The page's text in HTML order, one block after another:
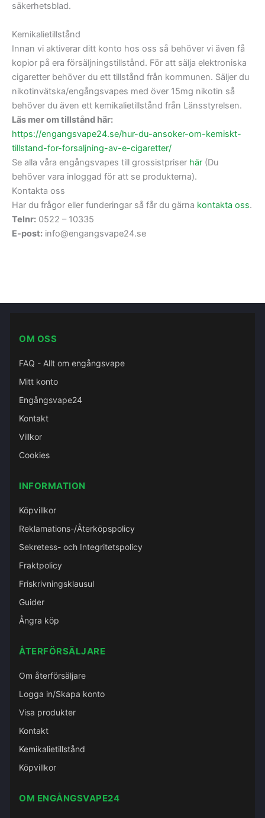
säkerhetsblad.
Kemikalietillstånd
Innan vi aktiverar ditt konto hos oss så behöver vi även få
kopior på era försäljningstillstånd. För att sälja elektroniska
cigaretter behöver du ett tillstånd från kommunen. Säljer du
nikotinvätska/engångsvapes med över 15mg nikotin så
behöver du även ett kemikalietillstånd från Länsstyrelsen.
Läs mer om tillstånd här:
https://engangsvape24.se/hur-du-ansoker-om-kemiskt-
tillstand-for-forsaljning-av-e-cigaretter/
Se alla våra engångsvapes till grossistpriser här (Du
behöver vara inloggad för att se produkterna).
Kontakta oss
Har du frågor eller funderingar så får du gärna kontakta oss.
Telnr: 0522 – 10335
E-post: info@engangsvape24.se
OM OSS
FAQ - Allt om engångsvape
Mitt konto
Engångsvape24
Kontakt
Villkor
Cookies
INFORMATION
Köpvillkor
Reklamations-/Återköpspolicy
Sekretess- och Integritetspolicy
Fraktpolicy
Friskrivningsklausul
Guider
Ångra köp
ÅTERFÖRSÄLJARE
Om återförsäljare
Logga in/Skapa konto
Visa produkter
Kontakt
Kemikalietillstånd
Köpvillkor
OM ENGÅNGSVAPE24